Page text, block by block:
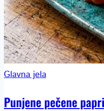
Glavna jela
Punjene pečene